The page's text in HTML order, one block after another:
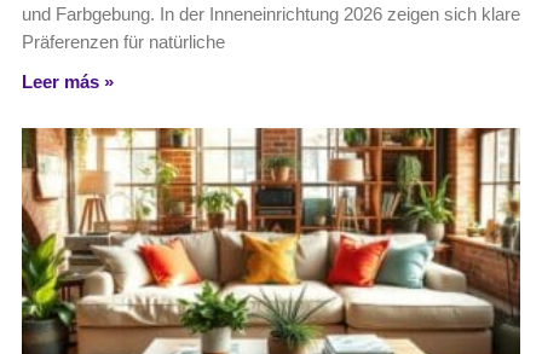
und Farbgebung. In der Inneneinrichtung 2026 zeigen sich klare
Präferenzen für natürliche
Leer más »